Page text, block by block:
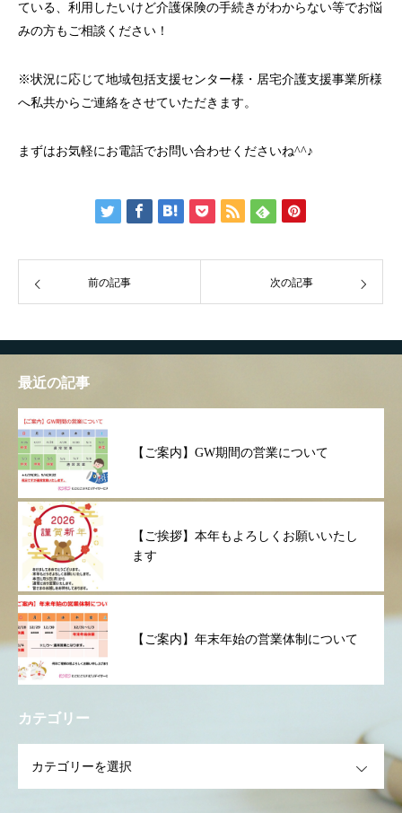
ている、利用したいけど介護保険の手続きがわからない等でお悩
みの方もご相談ください！
※状況に応じて地域包括支援センター様・居宅介護支援事業所様
へ私共からご連絡をさせていただきます。
まずはお気軽にお電話でお問い合わせくださいね^^♪
前の記事 次の記事
最近の記事
【ご案内】GW期間の営業について
【ご挨拶】本年もよろしくお願いいたし
ます
【ご案内】年末年始の営業体制について
カテゴリー